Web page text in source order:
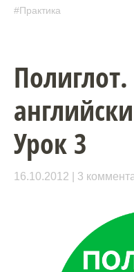
Практика
Урок 3
16.10.2012 3